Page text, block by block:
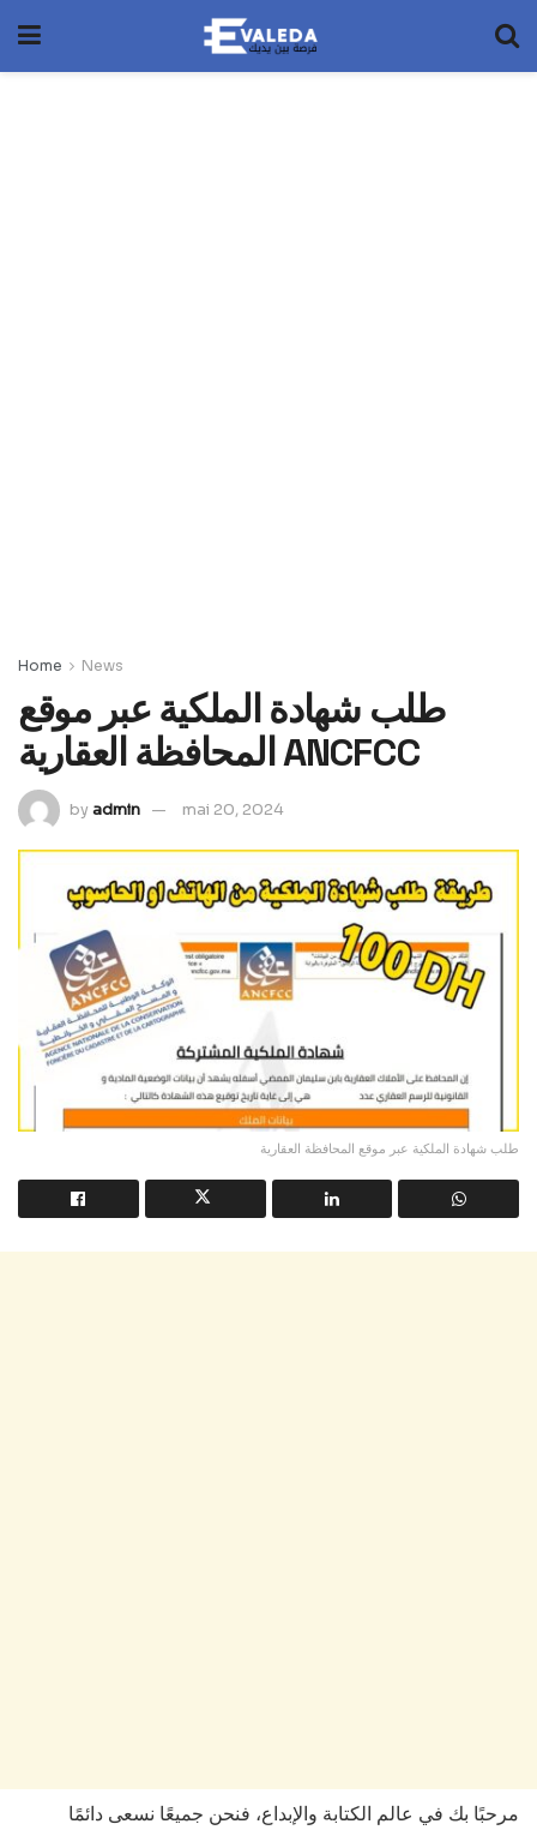
Home News
طلب شهادة الملكية عبر موقع
المحافظة العقارية ANCFCC
byadmin mai 20, 2024
طلب شهادة الملكية عبر موقع المحافظة العقارية
مرحبًا بك في عالم الكتابة والإبداع، فنحن جميعًا نسعى دائمًا